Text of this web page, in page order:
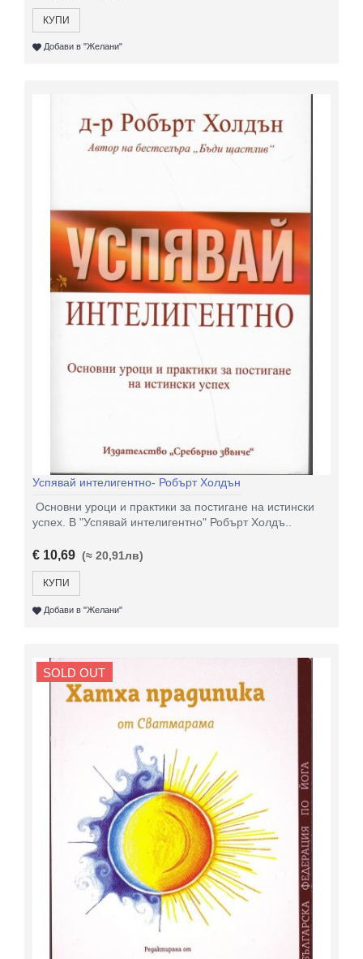
КУПИ
Добави в "Желани"
Успявай интелигентно- Робърт Холдън
Основни уроци и практики за постигане на истински
успех. В "Успявай интелигентно" Робърт Холдъ..
€ 10,69 (≈ 20,91лв)
КУПИ
Добави в "Желани"
SOLD OUT